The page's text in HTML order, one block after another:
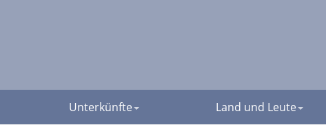
Unterkünfte Land und Leute